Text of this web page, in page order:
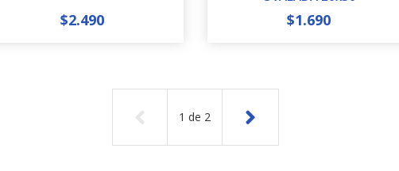
+
$2.490 +
$1.690
1 de 2